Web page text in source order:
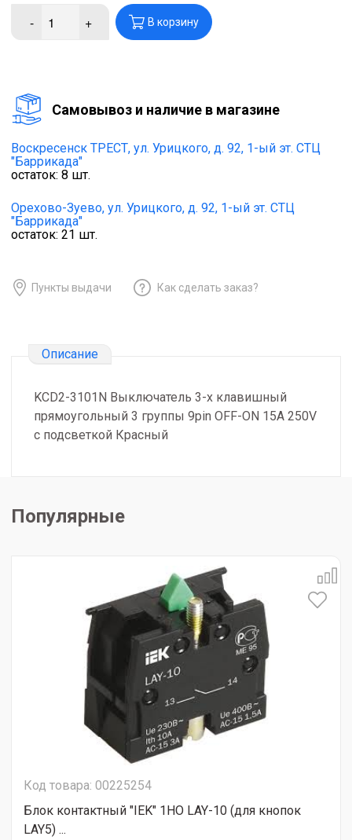
- + В корзину
Cамовывоз и наличие в магазине
Воскресенск ТРЕСТ, ул. Урицкого, д. 92, 1-ый эт. СТЦ
"Баррикада"
остаток: 8 шт.
Орехово-Зуево, ул. Урицкого, д. 92, 1-ый эт. СТЦ
"Баррикада"
остаток: 21 шт.
Пункты выдачи Как сделать заказ?
Описание
KCD2-3101N Выключатель 3-х клавишный
прямоугольный 3 группы 9pin OFF-ON 15A 250V
с подсветкой Красный
Популярные
Код товара: 00225254
Блок контактный "IEK" 1НО LAY-10 (для кнопок
LAY5) ...